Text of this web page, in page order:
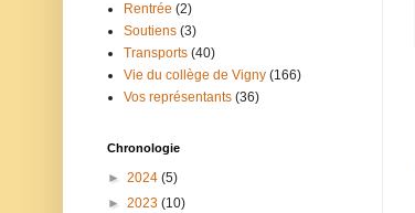
Rentrée (2)
Soutiens (3)
Transports (40)
Vie du collège de Vigny (166)
Vos représentants (36)
Chronologie
► 2024 (5)
► 2023 (10)